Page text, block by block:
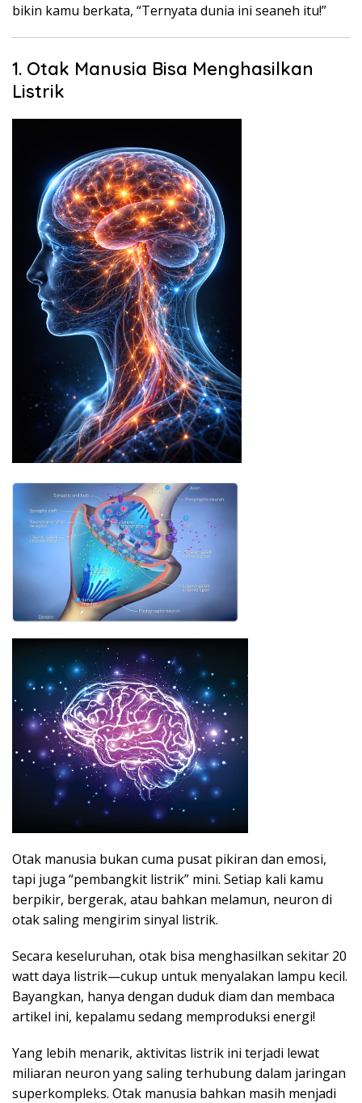
bikin kamu berkata, “Ternyata dunia ini seaneh itu!”
1. Otak Manusia Bisa Menghasilkan
Listrik
Otak manusia bukan cuma pusat pikiran dan emosi,
tapi juga “pembangkit listrik” mini. Setiap kali kamu
berpikir, bergerak, atau bahkan melamun, neuron di
otak saling mengirim sinyal listrik.
Secara keseluruhan, otak bisa menghasilkan sekitar 20
watt daya listrik—cukup untuk menyalakan lampu kecil.
Bayangkan, hanya dengan duduk diam dan membaca
artikel ini, kepalamu sedang memproduksi energi!
Yang lebih menarik, aktivitas listrik ini terjadi lewat
miliaran neuron yang saling terhubung dalam jaringan
superkompleks. Otak manusia bahkan masih menjadi